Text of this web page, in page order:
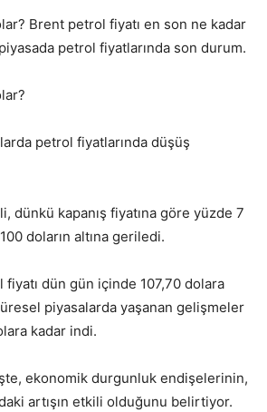
Brent petrol fiyatı en son ne kadar
petrol fiyatlarında son durum.
petrol fiyatlarında düşüş
dünkü kapanış fiyatına göre yüzde 7
doların altına geriledi.
dün gün içinde 107,70 dolara
piyasalarda yaşanan gelişmeler
kadar indi.
ekonomik durgunluk endişelerinin,
artışın etkili olduğunu belirtiyor.